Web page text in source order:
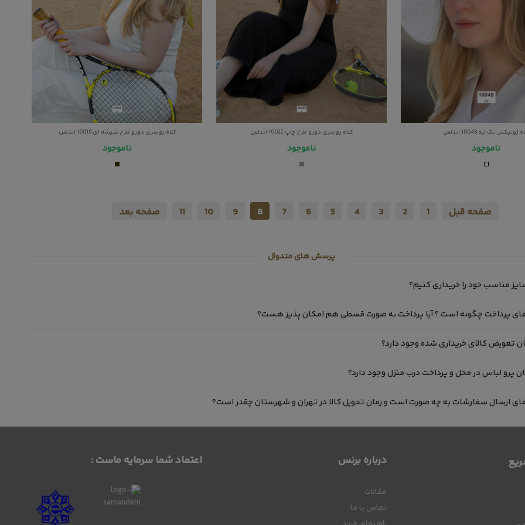
زونیکس تک لبه 10048 اندلس
ناموجود
کلاه روسری دورو طرح چاپ 10022 اندلس
ناموجود
کلاه روسری دورو طرح شیشه ای 10019 اندلس
ناموجود
صفحه قبل 1
2
3
4
5
6
7
8
9
10
11 صفحه بعد
پرسش های متدوال
درباره برنس
مقالات
تماس با ما
اعتماد شما سرمایه ماست :